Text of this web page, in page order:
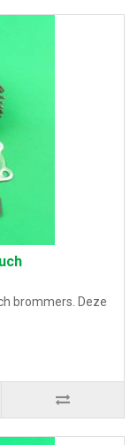
brommers. Deze